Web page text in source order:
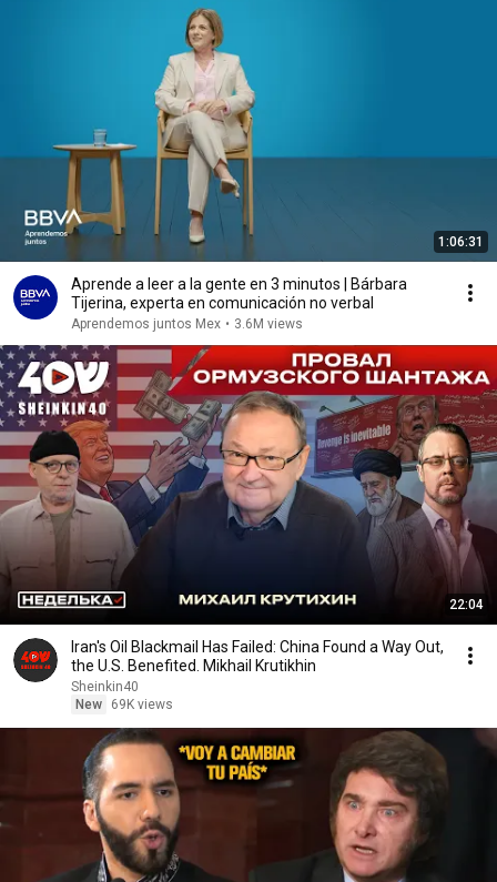
1:06:31
Aprende a leer a la gente en 3 minutos | Bárbara
Tijerina, experta en comunicación no verbal
Aprendemos juntos Mex • 3.6M views
22:04
Iran's Oil Blackmail Has Failed: China Found a Way Out,
the U.S. Benefited. Mikhail Krutikhin
Sheinkin40
New
69K views